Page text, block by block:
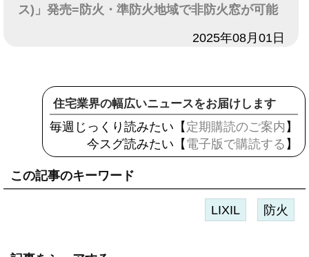
ス)」発売=防火・準防火地域で非防火窓が可能
2025年08月01日
住宅業界の幅広いニュースをお届けします
毎週じっくり読みたい【 定期購読のご案内 】
今スグ読みたい【 電子版で購読する 】
この記事のキーワード
LIXIL 防火